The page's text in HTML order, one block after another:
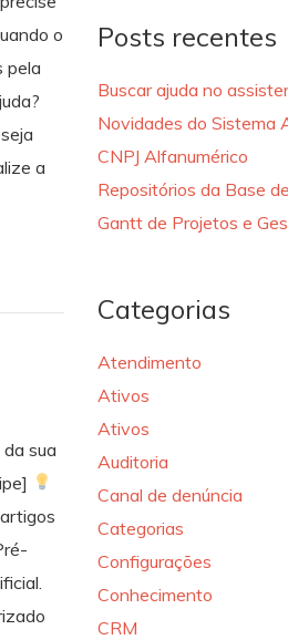
o
pela
a
sua
Posts recentes
Buscar ajuda no
Novidades do Sistema
CNPJ Alfanumérico
Repositórios da Base
Gantt de Projetos e
Categorias
Atendimento
Ativos
Ativos
Auditoria
Canal de denúncia
Categorias
Configurações
Conhecimento
CRM